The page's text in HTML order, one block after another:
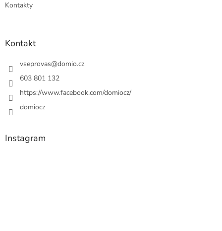
Kontakty
Kontakt
vseprovas@domio.cz
603 801 132
https://www.facebook.com/domiocz/
domiocz
Instagram